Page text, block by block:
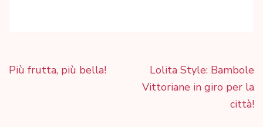
Navigazione
Più frutta, più bella!
Lolita Style: Bambole
Vittoriane in giro per la
città!